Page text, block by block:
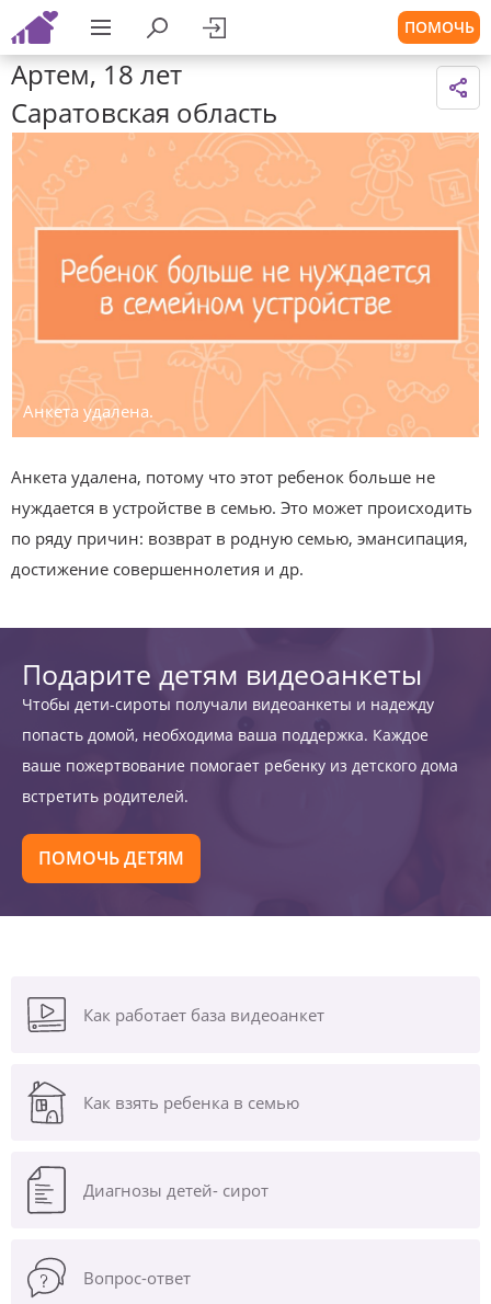
ПОМОЧЬ
Артем, 18 лет
Саратовская область
Анкета удалена.
Анкета удалена, потому что этот ребенок больше не
нуждается в устройстве в семью. Это может происходить
по ряду причин: возврат в родную семью, эмансипация,
достижение совершеннолетия и др.
Подарите детям видеоанкеты
Чтобы дети-сироты получали видеоанкеты и надежду
попасть домой, необходима ваша поддержка. Каждое
ваше пожертвование помогает ребенку из детского дома
встретить родителей.
ПОМОЧЬ ДЕТЯМ
Как работает база видеоанкет
Как взять ребенка в семью
Диагнозы детей- сирот
Вопрос-ответ